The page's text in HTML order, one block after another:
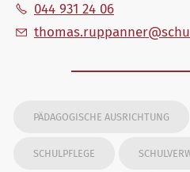
044 931 24 06
th m s r pp nn r sch
PÄDAGOGISCHE AUSRICHTUNG
SCHULPFLEGE